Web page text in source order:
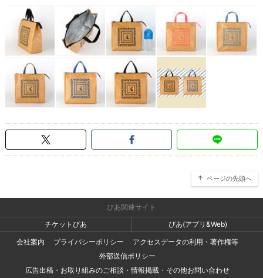
ページの先頭へ
ぴあ関連サイト
チケットぴあ
ぴあ(アプリ&Web)
会社案内
プライバシーポリシー
アクセスデータの利用・著作権等
外部送信ポリシー
広告出稿・お取り組みのご相談・情報掲載・その他お問い合わせ